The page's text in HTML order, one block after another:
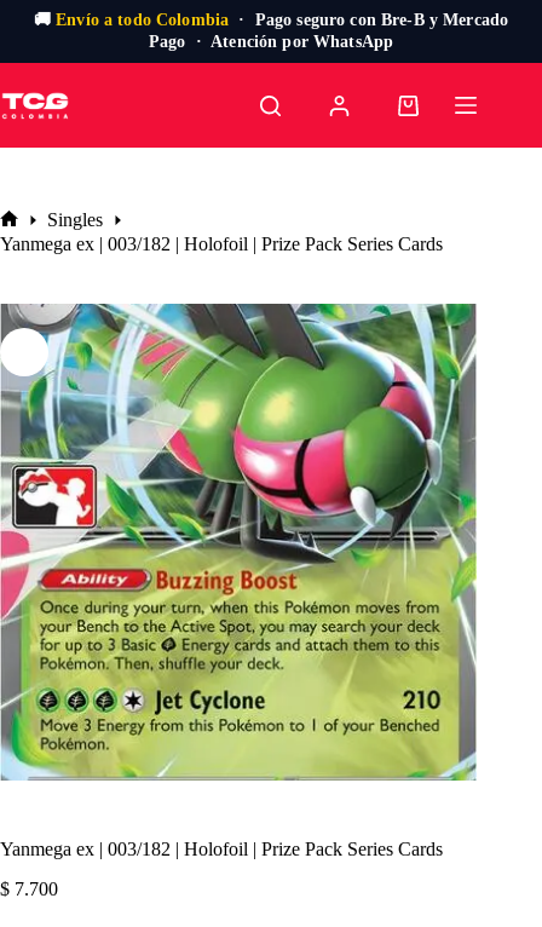
🚚Envío a todo Colombia · Pago seguro con Bre-B y Mercado
Pago · Atención por WhatsApp
al
contenido
Carro
Inicio
Singles
Yanmega ex | 003/182 | Holofoil | Prize Pack Series Cards
Yanmega ex | 003/182 | Holofoil | Prize Pack Series Cards
$ 7.700